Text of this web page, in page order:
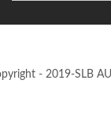
- 2019-SLB